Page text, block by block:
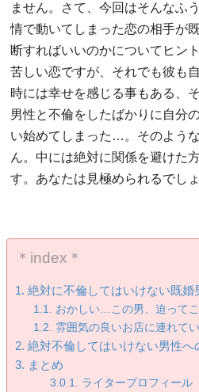
ません。さて、今回はそんなふ
情で動いてしまった恋の相手が
断すればいいのかについてヒン
苦しい恋ですが、それでも彼も
時には幸せを感じる事もある、
男性と不倫をしたばかりに自分
い始めてしまった…。そのよう
ん。中には絶対に関係を避けた
す。あなたは見極められるでし
＊index＊
絶対に不倫してはいけない既婚
おかしい…この男、迫って
雰囲気の良いお店に連れて
絶対不倫してはいけない男性へ
まとめ
ライタープロフィール